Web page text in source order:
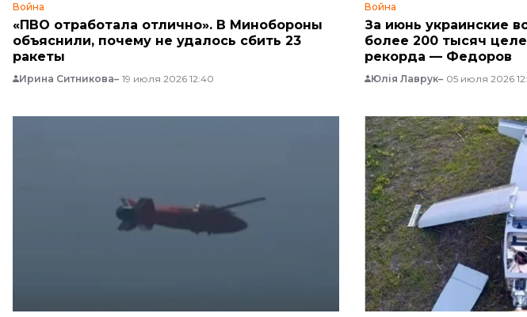
Война
«ПВО отработала отлично». В Минобороны
объяснили, почему не удалось сбить 23
ракеты
Ирина Ситникова 19 июля 2026 12:40
Война
За июнь украинские
более 200 тысяч
рекорда — Федоров
Юлія Лаврук 05 июля 2026